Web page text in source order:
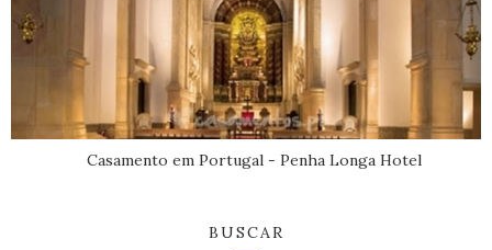
Casamento em Portugal - Penha Longa Hotel
BUSCAR